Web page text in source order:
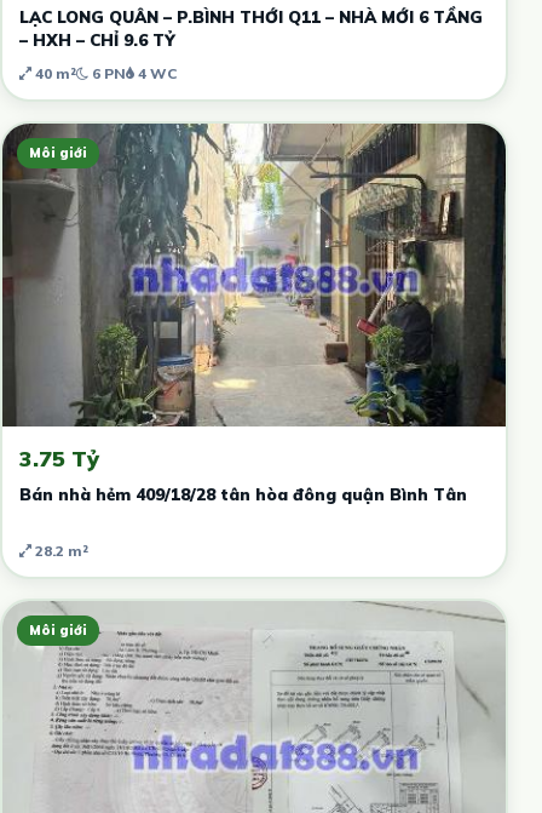
LẠC LONG QUÂN – P.BÌNH THỚI Q11 – NHÀ MỚI 6 TẦNG
– HXH – CHỈ 9.6 TỶ
40 m² 6 PN 4 WC
Môi giới
3.75 Tỷ
Bán nhà hẻm 409/18/28 tân hòa đông quận Bình Tân
28.2 m²
Môi giới